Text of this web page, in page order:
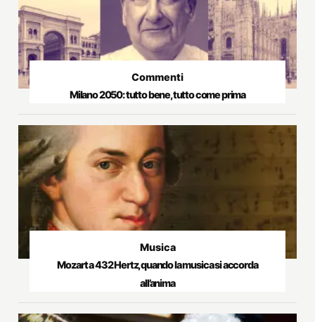
Commenti
Milano 2050: tutto bene, tutto come prima
Musica
Mozart a 432 Hertz, quando la musica si accorda
all’anima